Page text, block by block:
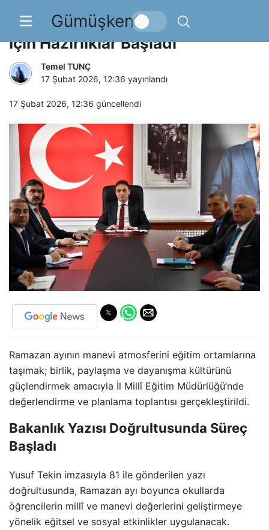
Gümüşkent
“Maarifin Kalbinde Ramazan”
İçin Hazırlıklar Başladı
Temel TUNÇ
17 Şubat 2026, 12:36 yayınlandı
17 Şubat 2026, 12:36 güncellendi
Ramazan ayının manevi atmosferini eğitim ortamlarına
taşımak; birlik, paylaşma ve dayanışma kültürünü
güçlendirmek amacıyla İl Millî Eğitim Müdürlüğü’nde
değerlendirme ve planlama toplantısı gerçekleştirildi.
Bakanlık Yazısı Doğrultusunda Süreç
Başladı
Yusuf Tekin imzasıyla 81 ile gönderilen yazı
doğrultusunda, Ramazan ayı boyunca okullarda
öğrencilerin millî ve manevi değerlerini geliştirmeye
yönelik eğitsel ve sosyal etkinlikler uygulanacak.